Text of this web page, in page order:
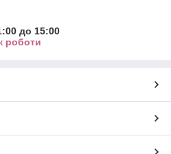
до 15:00
роботи